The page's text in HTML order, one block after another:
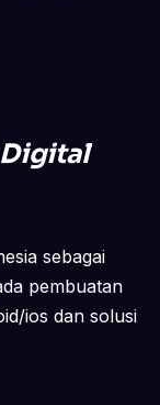
sebagai
pembuatan
ios dan solusi